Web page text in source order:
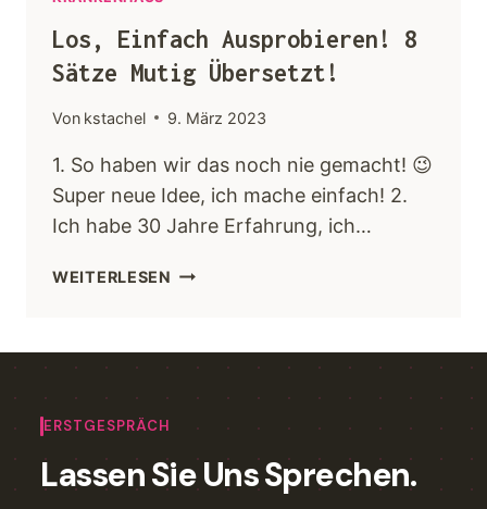
Kontakt
Los, Einfach Ausprobieren! 8
Sätze Mutig Übersetzt!
Von kstachel 9. März 2023
1. So haben wir das noch nie gemacht! 😉
Super neue Idee, ich mache einfach! 2.
Ich habe 30 Jahre Erfahrung, ich…
WEITERLESEN
ERSTGESPRÄCH
Lassen Sie Uns Sprechen.